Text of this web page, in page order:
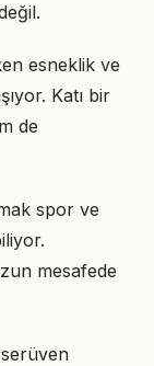
esneklik ve
Katı bir
de
spor ve
mesafede